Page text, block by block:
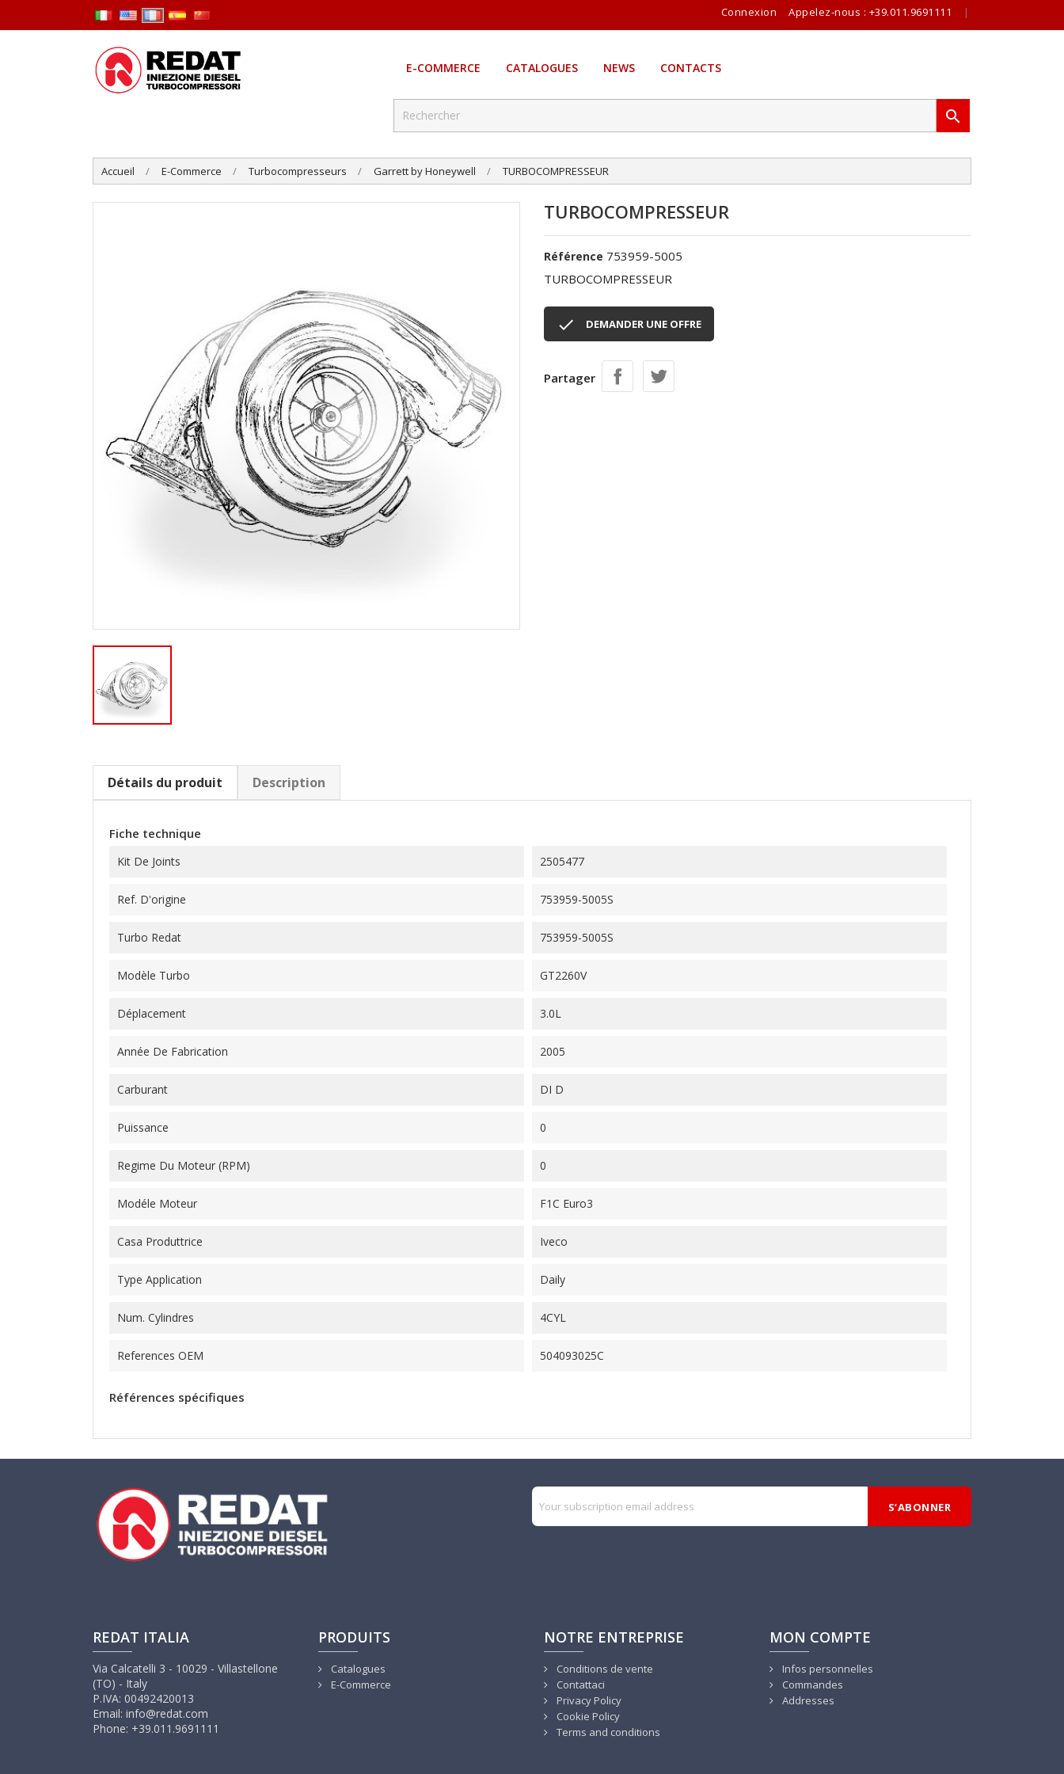
Connexion Appelez-nous : +39.011.9691111 |
E-COMMERCE CATALOGUES NEWS CONTACTS

Accueil E-Commerce Turbocompresseurs Garrett by Honeywell TURBOCOMPRESSEUR
TURBOCOMPRESSEUR
Référence 753959-5005
TURBOCOMPRESSEUR
 DEMANDER UNE OFFRE
Partager
Détails du produit Description
Fiche technique
Kit De Joints 2505477
Ref. D'origine 753959-5005S
Turbo Redat 753959-5005S
Modèle Turbo GT2260V
Déplacement 3.0L
Année De Fabrication 2005
Carburant DI D
Puissance 0
Regime Du Moteur (RPM) 0
Modéle Moteur F1C Euro3
Casa Produttrice Iveco
Type Application Daily
Num. Cylindres 4CYL
References OEM 504093025C
Références spécifiques
REDAT ITALIA
Via Calcatelli 3 - 10029 - Villastellone
(TO) - Italy
P.IVA: 00492420013
Email: info@redat.com
Phone: +39.011.9691111
PRODUITS
Catalogues
E-Commerce
NOTRE ENTREPRISE
Conditions de vente
Contattaci
Privacy Policy
Cookie Policy
Terms and conditions
MON COMPTE
Infos personnelles
Commandes
Addresses